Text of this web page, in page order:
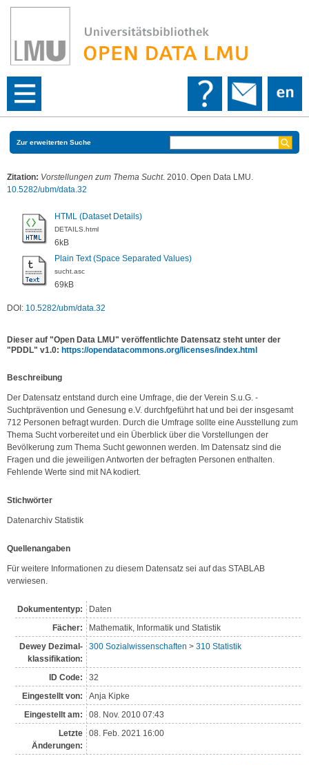
Zur erweiterten Suche
Zitation: Vorstellungen zum Thema Sucht. 2010. Open Data LMU.
10.5282/ubm/data.32
HTML (Dataset Details)
DETAILS.html
6kB
Plain Text (Space Separated Values)
sucht.asc
69kB
DOI: 10.5282/ubm/data.32
Dieser auf "Open Data LMU" veröffentlichte Datensatz steht unter der
"PDDL" v1.0: https://opendatacommons.org/licenses/index.html
Be­schrei­bung
Der Datensatz entstand durch eine Umfrage, die der Verein S.u.G. -
Suchtprävention und Genesung e.V. durchfgeführt hat und bei der insgesamt
712 Personen befragt wurden. Durch die Umfrage sollte eine Ausstellung zum
Thema Sucht vorbereitet und ein Überblick über die Vorstellungen der
Bevölkerung zum Thema Sucht gewonnen werden. Im Datensatz sind die
Fragen und die jeweiligen Antworten der befragten Personen enthalten.
Fehlende Werte sind mit NA kodiert.
Stichwörter
Datenarchiv Statistik
Quellenangaben
Für weitere Informationen zu diesem Datensatz sei auf das STABLAB
verwiesen.
Dokumententyp:
Daten
Fächer:
Mathematik, Informatik und Statistik
Dewey Dezimal­
klassi­fikation:
300 Sozialwissenschaften > 310 Statistik
ID Code:
32
Eingestellt von:
Anja Kipke
Eingestellt am:
08. Nov. 2010 07:43
Letzte
Änderungen:
08. Feb. 2021 16:00